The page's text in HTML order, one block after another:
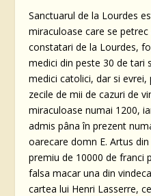
Sanctuarul de la Lourdes
miraculoase care se
constatari de la Lourdes,
medici din peste 30 de tari
medici catolici, dar si
zecile de mii de cazuri de
miraculoase numai 1200,
admis pâna în prezent
oarecare domn E. Artus
premiu de 10000 de franci
falsa macar una din
cartea lui Henri Lasserre,